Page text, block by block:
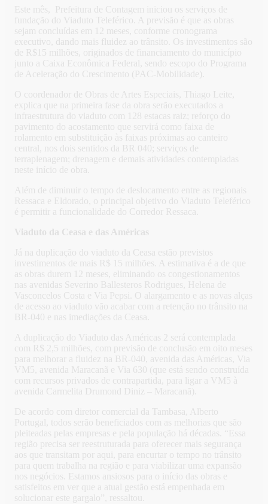
Este mês, Prefeitura de Contagem iniciou os serviços de
fundação do Viaduto Teleférico. A previsão é que as obras
sejam concluídas em 12 meses, conforme cronograma
executivo, dando mais fluidez ao trânsito. Os investimentos são
de R$15 milhões, originados de financiamento do município
junto a Caixa Econômica Federal, sendo escopo do Programa
de Aceleração do Crescimento (PAC-Mobilidade).
O coordenador de Obras de Artes Especiais, Thiago Leite,
explica que na primeira fase da obra serão executados a
infraestrutura do viaduto com 128 estacas raiz; reforço do
pavimento do acostamento que servirá como faixa de
rolamento em substituição às faixas próximas ao canteiro
central, nos dois sentidos da BR 040; serviços de
terraplenagem; drenagem e demais atividades contempladas
neste início de obra.
Além de diminuir o tempo de deslocamento entre as regionais
Ressaca e Eldorado, o principal objetivo do Viaduto Teleférico
é permitir a funcionalidade do Corredor Ressaca.
Viaduto da Ceasa e das Américas
Já na duplicação do viaduto da Ceasa estão previstos
investimentos de mais R$ 15 milhões. A estimativa é a de que
as obras durem 12 meses, eliminando os congestionamentos
nas avenidas Severino Ballesteros Rodrigues, Helena de
Vasconcelos Costa e Via Pepsi. O alargamento e as novas alças
de acesso ao viaduto vão acabar com a retenção no trânsito na
BR-040 e nas imediações da Ceasa.
A duplicação do Viaduto das Américas 2 será contemplada
com R$ 2,5 milhões, com previsão de conclusão em oito meses
para melhorar a fluidez na BR-040, avenida das Américas, Via
VM5, avenida Maracanã e Via 630 (que está sendo construída
com recursos privados de contrapartida, para ligar a VM5 à
avenida Carmelita Drumond Diniz – Maracanã).
De acordo com diretor comercial da Tambasa, Alberto
Portugal, todos serão beneficiados com as melhorias que são
pleiteadas pelas empresas e pela população há décadas. “Essa
região precisa ser reestruturada para oferecer mais segurança
aos que transitam por aqui, para encurtar o tempo no trânsito
para quem trabalha na região e para viabilizar uma expansão
nos negócios. Estamos ansiosos para o início das obras e
satisfeitos em ver que a atual gestão está empenhada em
solucionar este gargalo”, ressaltou.